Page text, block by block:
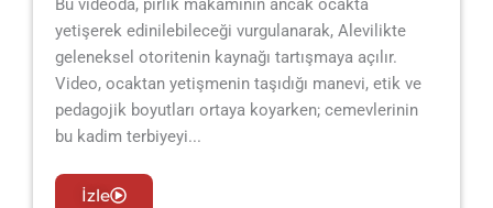
Bu videoda, pirlik makamının ancak ocakta
yetişerek edinilebileceği vurgulanarak, Alevilikte
geleneksel otoritenin kaynağı tartışmaya açılır.
Video, ocaktan yetişmenin taşıdığı manevi, etik ve
pedagojik boyutları ortaya koyarken; cemevlerinin
bu kadim terbiyeyi...
İzle